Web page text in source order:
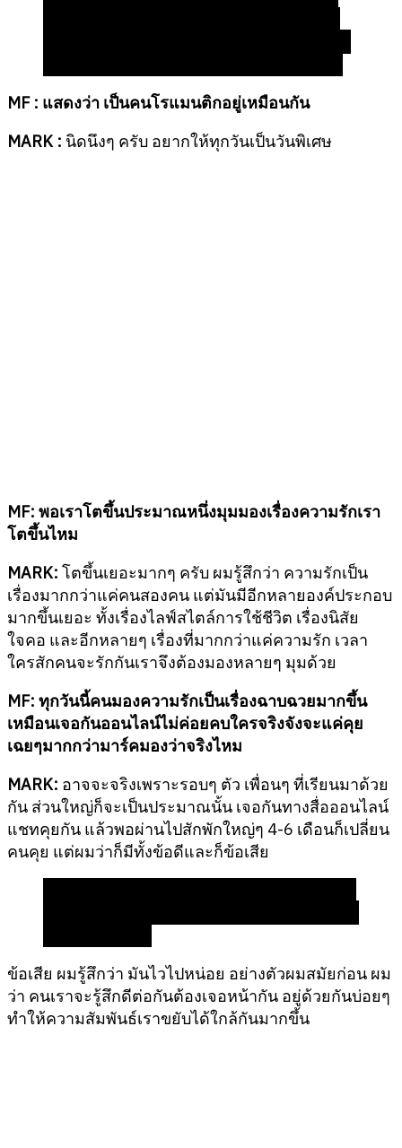
MF : แสดงว่า เป็นคนโรแมนติกอยู่เหมือนกัน
MARK : นิดนึงๆ ครับ อยากให้ทุกวันเป็นวันพิเศษ
MF: พอเราโตขึ้นประมาณหนึ่งมุมมองเรื่องความรักเรา
โตขึ้นไหม
MARK: โตขึ้นเยอะมากๆ ครับ ผมรู้สึกว่า ความรักเป็น
เรื่องมากกว่าแค่คนสองคน แต่มันมีอีกหลายองค์ประกอบ
มากขึ้นเยอะ ทั้งเรื่องไลฟ์สไตล์การใช้ชีวิต เรื่องนิสัย
ใจคอ และอีกหลายๆ เรื่องที่มากกว่าแค่ความรัก เวลา
ใครสักคนจะรักกันเราจึงต้องมองหลายๆ มุมด้วย
MF: ทุกวันนี้คนมองความรักเป็นเรื่องฉาบฉวยมากขึ้น
เหมือนเจอกันออนไลน์ไม่ค่อยคบใครจริงจังจะแค่คุย
เฉยๆมากกว่ามาร์คมองว่าจริงไหม
MARK: อาจจะจริงเพราะรอบๆ ตัว เพื่อนๆ ที่เรียนมาด้วย
กัน ส่วนใหญ่ก็จะเป็นประมาณนั้น เจอกันทางสื่อออนไลน์
แชทคุยกัน แล้วพอผ่านไปสักพักใหญ่ๆ 4-6 เดือนก็เปลี่ยน
คนคุย แต่ผมว่าก็มีทั้งข้อดีและก็ข้อเสีย
ข้อเสีย ผมรู้สึกว่า มันไวไปหน่อย อย่างตัวผมสมัยก่อน ผม
ว่า คนเราจะรู้สึกดีต่อกันต้องเจอหน้ากัน อยู่ด้วยกันบ่อยๆ
ทำให้ความสัมพันธ์เราขยับได้ใกล้กันมากขึ้น